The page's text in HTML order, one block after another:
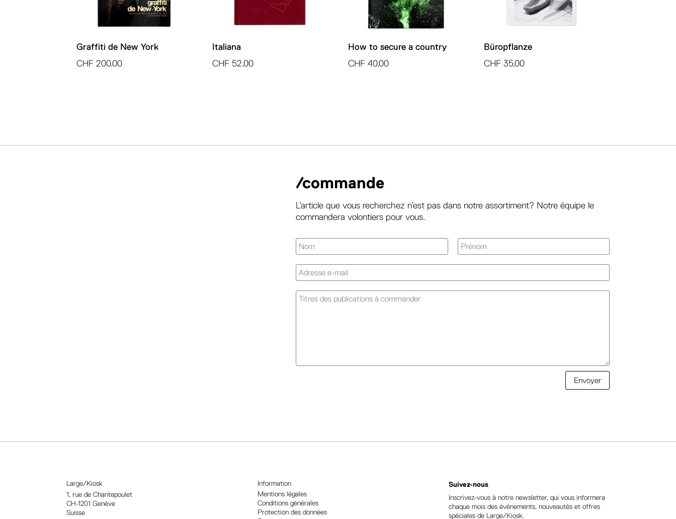
Graffiti de New York
CHF 200.00
Italiana
CHF 52.00
How to secure a country
CHF 40.00
Büropflanze
CHF 35.00
/commande
L’article que vous recherchez n’est pas dans notre assortiment? Notre équipe le
commandera volontiers pour vous.
Envoyer
n
i
v
e
Large/Kiosk
1, rue de Chantepoulet
CH-1201 Genève
Suisse
Information
Mentions légales
Conditions générales
Protection des données
Suivez-nous
Inscrivez-vous à notre newsletter, qui vous informera
chaque mois des événements, nouveautés et offres
spéciales de Large/Kiosk.